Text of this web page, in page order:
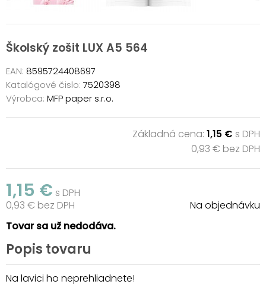
Školský zošit LUX A5 564
EAN: 8595724408697
Katalógové čislo: 7520398
Výrobca: MFP paper s.r.o.
Základná cena: 1,15 € s DPH
0,93 € bez DPH
1,15 € s DPH
0,93 € bez DPH
Na objednávku
Tovar sa už nedodáva.
Popis tovaru
Na lavici ho neprehliadnete!